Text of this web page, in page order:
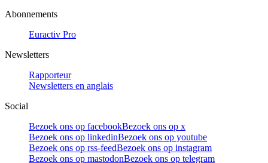
Abonnements
Euractiv Pro
Newsletters
Rapporteur
Newsletters en anglais
Social
Bezoek ons op facebookBezoek ons op x
Bezoek ons op linkedinBezoek ons op youtube
Bezoek ons op rss-feedBezoek ons op instagram
Bezoek ons op mastodonBezoek ons op telegram